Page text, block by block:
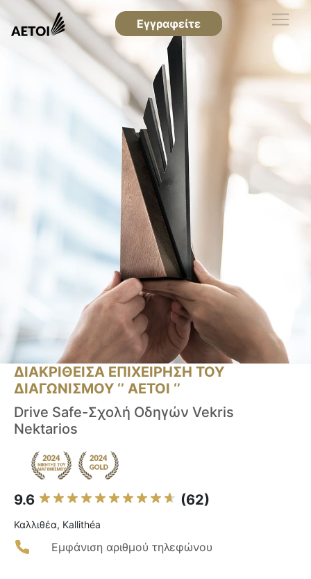
Εγγραφείτε
ΔΙΑΚΡΙΘΕΙΣΑ ΕΠΙΧΕΙΡΗΣΗ ΤΟΥ
ΔΙΑΓΩΝΙΣΜΟΥ ‘’ ΑΕΤΟΙ ‘’
Drive Safe-Σχολή Οδηγών Vekris
Nektarios
9.6 (62)
Καλλιθέα, Kallithéa
Εμφάνιση αριθμού τηλεφώνου